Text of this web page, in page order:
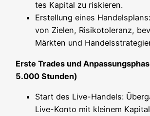
tes Kapi­tal zu riskieren.
Erstel­lung eines
von Zie­len, Risi­ko­to­le­ranz,
Märk­ten und
Ers­te Trades und
5.000 Stunden)
Start des Live-Han­dels:
Live-Kon­to mit klei­nem